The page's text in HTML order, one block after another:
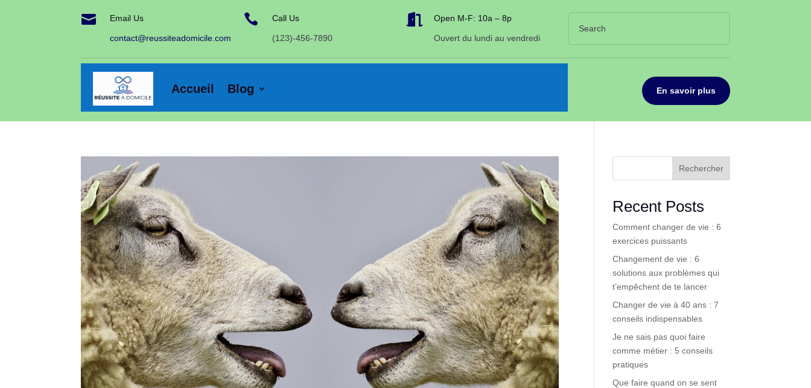
 Email Us
contact@reussiteadomicile.com
 Call Us
(123)-456-7890
 Open M-F: 10a – 8p
Ouvert du lundi au vendredi
Accueil Blog En savoir plus
Rechercher
Recent Posts
Comment changer de vie : 6
exercices puissants
Changement de vie : 6
solutions aux problèmes qui
t’empêchent de te lancer
Changer de vie à 40 ans : 7
conseils indispensables
Je ne sais pas quoi faire
comme métier : 5 conseils
pratiques
Que faire quand on se sent